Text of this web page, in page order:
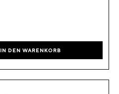
IN DEN WARENKORB